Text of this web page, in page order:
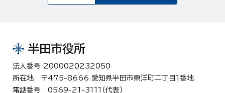
半田市役所
法人番号 2000020232050
所在地 〒475-8666 愛知県半田市東洋町二丁目1番地
電話番号 0569-21-3111（代表）